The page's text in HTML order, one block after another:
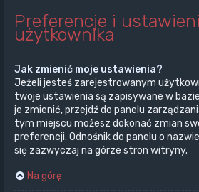
Preferencje i
użytkownika
Jak zmienić moje ustawienia?
Jeżeli jesteś zarejestrowanym
twoje ustawienia są zapisywane w
je zmienić, przejdź do panelu
tym miejscu możesz dokonać zmian
preferencji. Odnośnik do panelu o
się zazwyczaj na górze stron witryny.
Na górę